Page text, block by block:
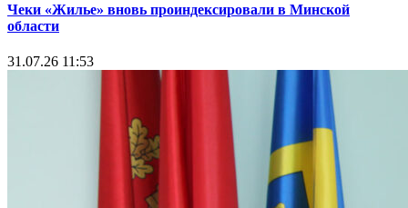
Чеки «Жилье» вновь проиндексировали в Минской
области
31.07.26 11:53